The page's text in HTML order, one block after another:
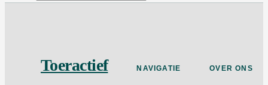
Toeractief NAVIGATIE OVER ONS